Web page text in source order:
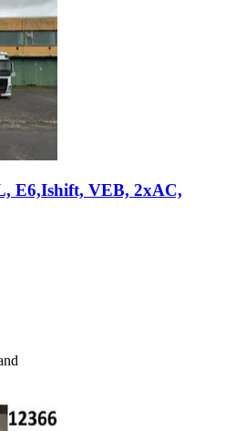
E6,Ishift, VEB, 2xAC,